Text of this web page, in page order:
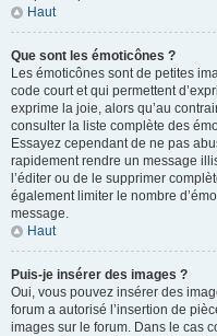
Haut
Que sont les émoticônes ?
Les émoticônes sont de petites
code court et qui permettent
exprime la joie, alors qu’au
consulter la liste complète des
Essayez cependant de ne pas
rapidement rendre un message
l’éditer ou de le supprimer
également limiter le nombre
message.
Haut
Puis-je insérer des images ?
Oui, vous pouvez insérer des
forum a autorisé l’insertion de
images sur le forum. Dans le cas